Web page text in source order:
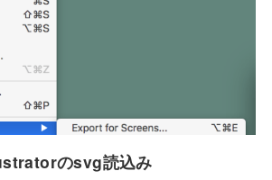
のsvg読込み